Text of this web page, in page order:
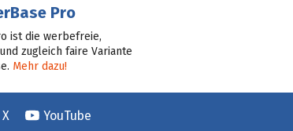
Pro
ist die werbefreie,
zugleich faire Variante
Mehr dazu!
X YouTube